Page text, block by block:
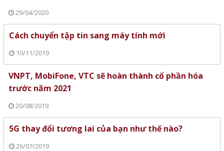
29/04/2020
Cách chuyển tập tin sang máy tính mới
10/11/2019
VNPT, MobiFone, VTC sẽ hoàn thành cổ phần hóa
trước năm 2021
20/08/2019
5G thay đổi tương lai của bạn như thế nào?
26/07/2019